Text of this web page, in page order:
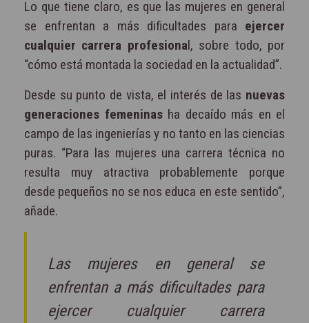
Lo que tiene claro, es que las mujeres en general
se enfrentan a más dificultades para ejercer
cualquier carrera profesional, sobre todo, por
“cómo está montada la sociedad en la actualidad”.
Desde su punto de vista, el interés de las nuevas
generaciones femeninasha decaído más en el
campo de las ingenierías y no tanto en las ciencias
puras. “Para las mujeres una carrera técnica no
resulta muy atractiva probablemente porque
desde pequeños no se nos educa en este sentido”,
añade.
Las mujeres en general se
enfrentan a más dificultades para
ejercer cualquier carrera